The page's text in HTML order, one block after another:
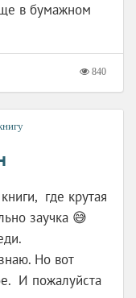
в бумажном
840
где крутая
заучка 😅
Но вот
И пожалуйста